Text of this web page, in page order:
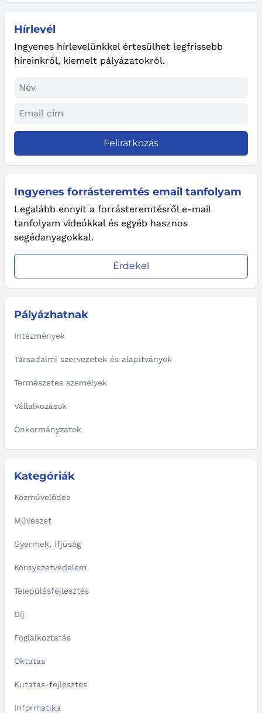
Hírlevél
Ingyenes hírlevelünkkel értesülhet legfrissebb
híreinkről, kiemelt pályázatokról.
Feliratkozás
Ingyenes forrásteremtés email tanfolyam
Legalább ennyit a forrásteremtésről e-mail
tanfolyam videókkal és egyéb hasznos
segédanyagokkal.
Érdekel
Pályázhatnak
Intézmények
Társadalmi szervezetek és alapítványok
Természetes személyek
Vállalkozások
Önkormányzatok
Kategóriák
Közművelődés
Művészet
Gyermek, ifjúság
Környezetvédelem
Településfejlesztés
Díj
Foglalkoztatás
Oktatás
Kutatás-fejlesztés
Informatika